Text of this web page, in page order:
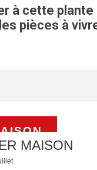
à cette plante
pièces à
MAISON